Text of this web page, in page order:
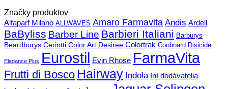
Značky produktov
Alfaparf Milano ALLWAVES Amaro Farmavita Andis Ardell
BaByliss Barber Line Barbieri Italiani Barburys
Beardburys Ceriotti Color Art Desiree Colortrak Cooboard Disicide
Elegance Plus Eurostil Evin Rhose FarmaVita
Frutti di Bosco Hairway Indola Iní dodávatelia